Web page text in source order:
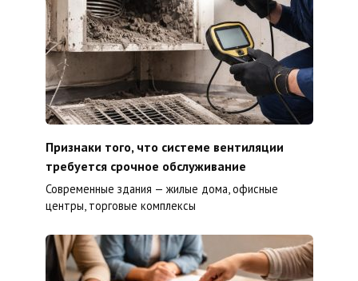
Признаки того, что системе вентиляции
требуется срочное обслуживание
Современные здания — жилые дома, офисные
центры, торговые комплексы